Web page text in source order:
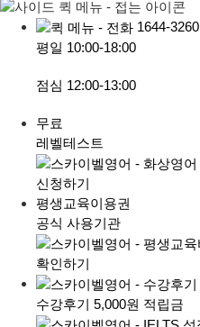
1644-3260
평일 10:00-18:00
점심 12:00-13:00
무료
레벨테스트
신청하기
평생교육이용권
공식 사용기관
확인하기
수강후기 5,000원 적립금